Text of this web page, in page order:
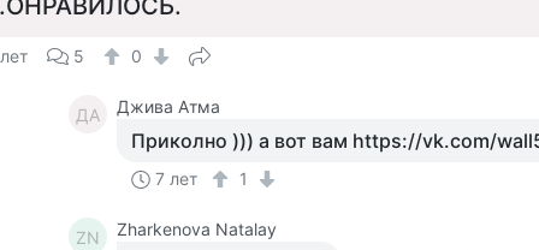
5 0
ДА Джива Атма
Приколно ))) а вот вам https://vk.com/
7 лет 1
ZN Zharkenova Natalay